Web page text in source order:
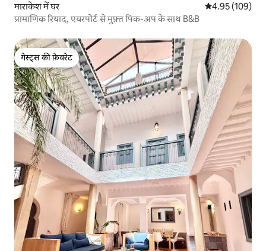
माराकेश में घर औसत रेटिंग 5 में से
4.95 (109)
प्रामाणिक रियाद, एयरपोर्ट से मुफ़्त पिक-अप के साथ B&B
गेस्ट्स की फ़ेवरेट
गेस्ट्स की फ़ेवरेट